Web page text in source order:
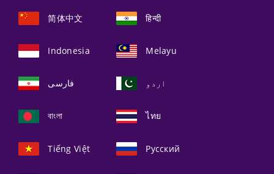
简体中文 हिन्दी
Indonesia Melayu
فارسی اردو
বাংলা ไทย
Tiếng Việt Русский